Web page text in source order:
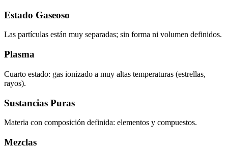
Estado Gaseoso
Las partículas están muy separadas; sin forma ni volumen definidos.
Plasma
Cuarto estado: gas ionizado a muy altas temperaturas (estrellas,
rayos).
Sustancias Puras
Materia con composición definida: elementos y compuestos.
Mezclas